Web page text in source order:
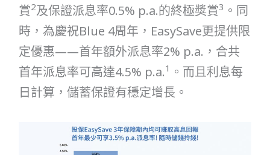
賞2及保證派息率0.5% p.a.的終極獎賞3 。同
時，為慶祝Blue 4周年，EasySave更提供限
定優惠——首年額外派息率2% p.a.，合共
首年派息率可高達4.5% p.a.1 。而且利息每
日計算，儲蓄保證有穩定增長。